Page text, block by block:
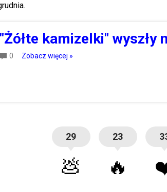
"Żółte kamizelki" wyszły
0 Zobacz więcej »
29
💩
23
🔥